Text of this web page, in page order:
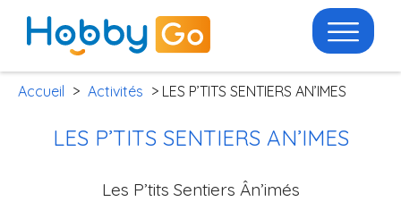
Accueil > Activités > LES P’TITS SENTIERS AN’IMES
LES P’TITS SENTIERS AN’IMES
Les P’tits Sentiers Ân’imés